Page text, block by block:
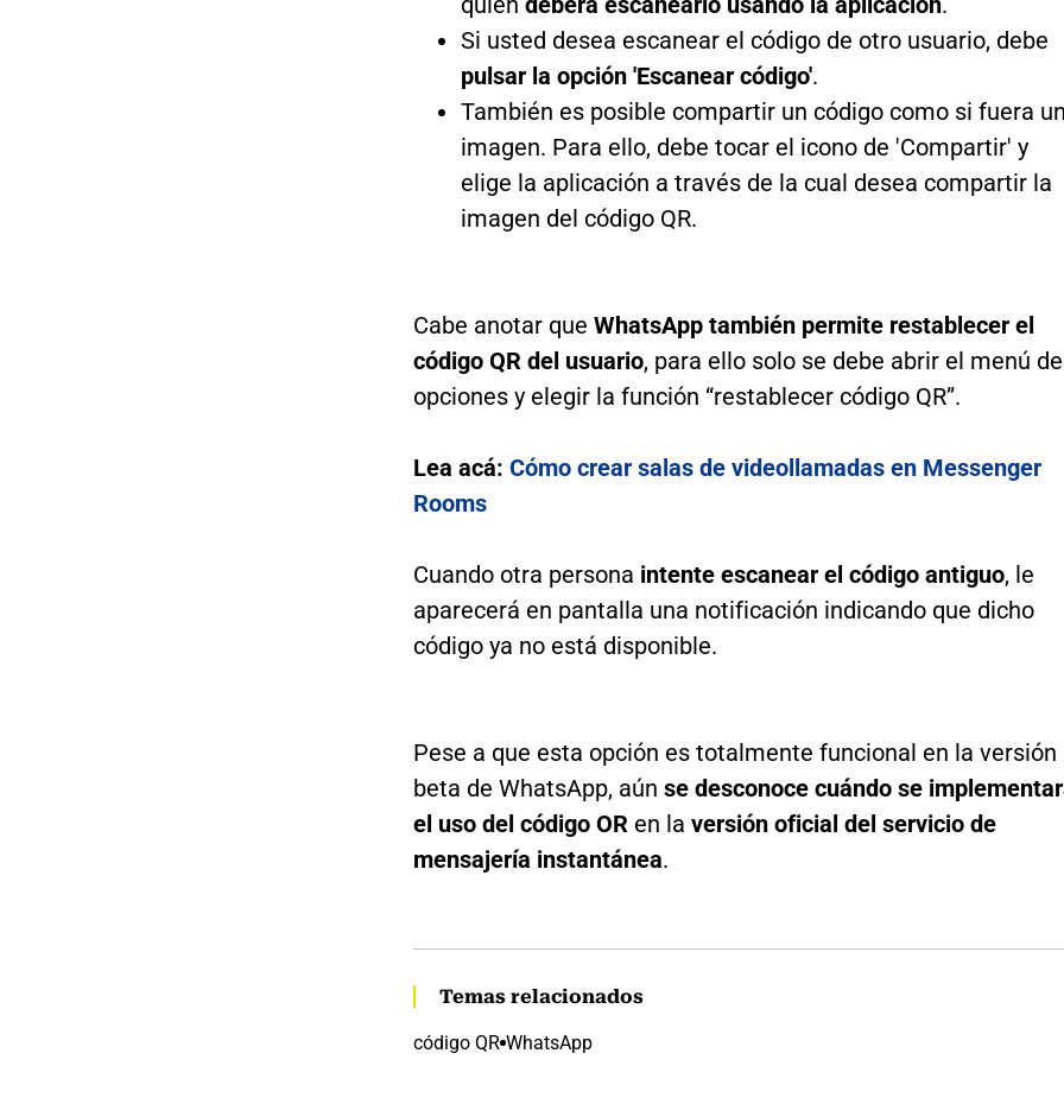
Si usted desea escanear el código de otro usuario, debe
pulsar la opción 'Escanear código'.
También es posible compartir un código como si fuera
imagen. Para ello, debe tocar el icono de 'Compartir' y
elige la aplicación a través de la cual desea compartir la
imagen del código QR.
Cabe anotar que WhatsApp también permite restablecer el
código QR del usuario, para ello solo se debe abrir el menú de
opciones y elegir la función “restablecer código QR”.
Lea acá: Cómo crear salas de videollamadas en Messenger
Rooms
Cuando otra persona intente escanear el código antiguo, le
aparecerá en pantalla una notificación indicando que dicho
código ya no está disponible.
Pese a que esta opción es totalmente funcional en la versión
beta de WhatsApp, aún se desconoce cuándo se
el uso del código OR en la versión oficial del servicio de
mensajería instantánea.
Temas relacionados
código QR WhatsApp